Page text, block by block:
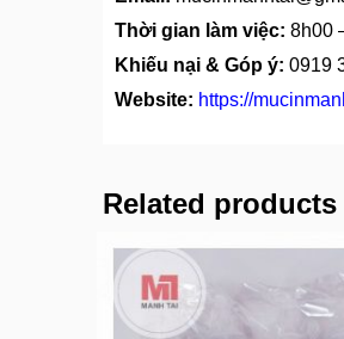
Thời gian làm việc: 8h00
Khiếu nại & Góp ý: 0919
Website: https://
Related products